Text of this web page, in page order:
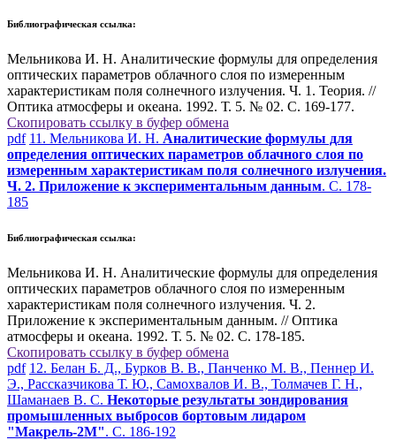
Библиографическая ссылка:
Мельникова И. Н. Аналитические формулы для определения
оптических параметров облачного слоя по измеренным
характеристикам поля солнечного излучения. Ч. 1. Теория. //
Оптика атмосферы и океана. 1992. Т. 5. № 02. С. 169-177.
Скопировать ссылку в буфер обмена
pdf 11. Мельникова И. Н. Аналитические формулы для
определения оптических параметров облачного слоя по
измеренным характеристикам поля солнечного излучения.
Ч. 2. Приложение к экспериментальным данным. С. 178-
185
Библиографическая ссылка:
Мельникова И. Н. Аналитические формулы для определения
оптических параметров облачного слоя по измеренным
характеристикам поля солнечного излучения. Ч. 2.
Приложение к экспериментальным данным. // Оптика
атмосферы и океана. 1992. Т. 5. № 02. С. 178-185.
Скопировать ссылку в буфер обмена
pdf 12. Белан Б. Д., Бурков В. В., Панченко М. В., Пеннер И.
Э., Рассказчикова Т. Ю., Самохвалов И. В., Толмачев Г. Н.,
Шаманаев В. С. Некоторые результаты зондирования
промышленных выбросов бортовым лидаром
"Макрель-2М". С. 186-192